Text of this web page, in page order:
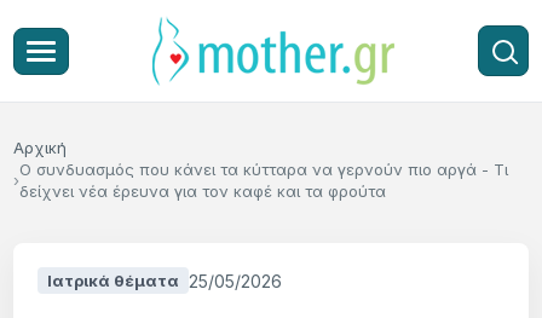
Αρχική
Ο συνδυασμός που κάνει τα κύτταρα να γερνούν πιο αργά - Τι
δείχνει νέα έρευνα για τον καφέ και τα φρούτα
Ιατρικά θέματα 25/05/2026